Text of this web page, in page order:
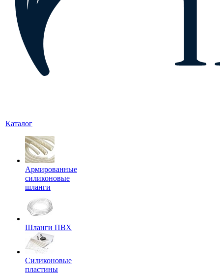
Каталог
Армированные
силиконовые
шланги
Шланги ПВХ
Силиконовые
пластины